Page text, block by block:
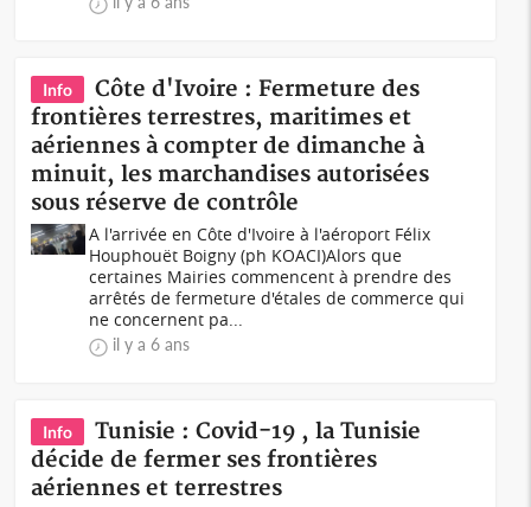
Info
Côte d'Ivoire : Fermeture des
frontières terrestres, maritimes et
aériennes à compter de dimanche à
minuit, les marchandises autorisées
sous réserve de contrôle
A l'arrivée en Côte d'Ivoire à l'aéroport Félix
Houphouët Boigny (ph KOACI)Alors que
certaines Mairies commencent à prendre des
arrêtés de fermeture d'étales de commerce qui
ne concernent pa...
il y a 6 ans
Info
Tunisie : Covid-19 , la Tunisie
décide de fermer ses frontières
aériennes et terrestres